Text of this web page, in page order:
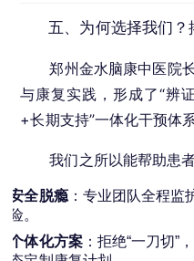
五、为何选择我们
郑州金水脑康中医院
与康复实践，形成了“辨
+长期支持”一体化干预体系
我们之所以能帮助患
安全脱瘾：专业团队全程监
险。
个体化方案：拒绝“一刀切”